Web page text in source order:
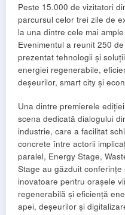
Peste 15.000 de vizitatori
parcursul celor trei zile de
la una dintre cele mai
Evenimentul a reunit 250
prezentat tehnologii și
energiei regenerabile,
deșeurilor, smart city și
Una dintre premierele
scena dedicată dialogului
industrie, care a facilitat
concrete între actorii
paralel, Energy Stage,
Stage au găzduit
inovatoare pentru orașele
regenerabilă și eficiență
apei, deșeurilor și